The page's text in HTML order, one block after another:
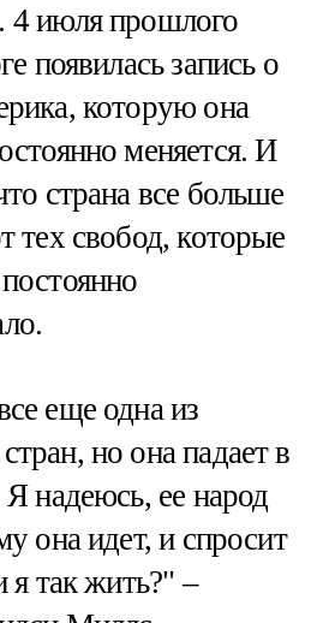
4 июля прошлого
появилась запись о
которую она
меняется. И
страна все больше
тех свобод, которые
еще одна из
но она падает в
Я надеюсь, ее народ
она идет, и спросит
я так жить?" –